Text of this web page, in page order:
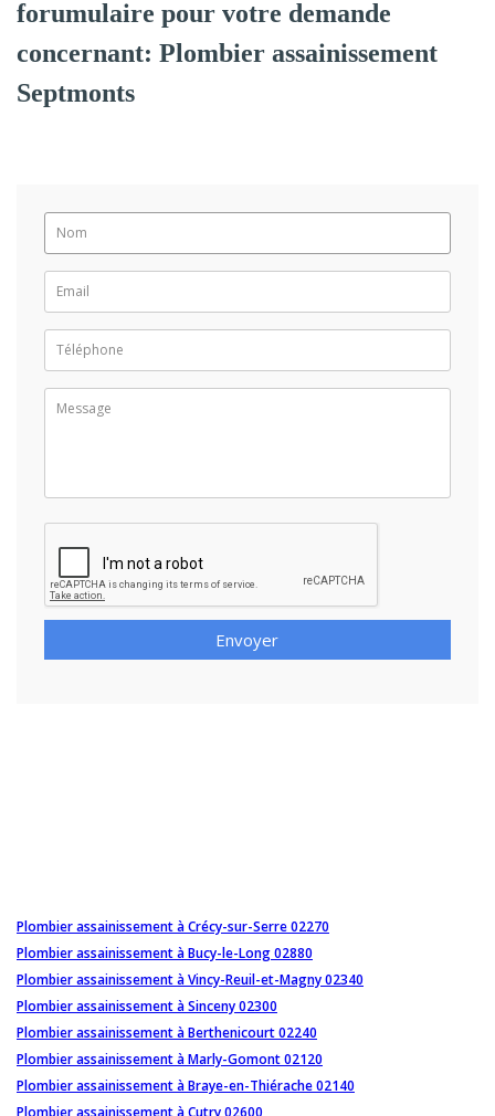
forumulaire pour votre demande
concernant: Plombier assainissement
Septmonts
Envoyer
Plombier assainissement à Crécy-sur-Serre 02270
Plombier assainissement à Bucy-le-Long 02880
Plombier assainissement à Vincy-Reuil-et-Magny 02340
Plombier assainissement à Sinceny 02300
Plombier assainissement à Berthenicourt 02240
Plombier assainissement à Marly-Gomont 02120
Plombier assainissement à Braye-en-Thiérache 02140
Plombier assainissement à Cutry 02600